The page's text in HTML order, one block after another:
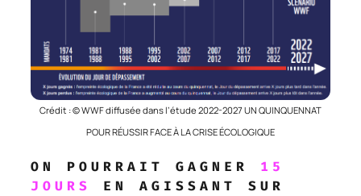
Crédit : © WWF diffusée dans l’étude 2022-2027 UN QUINQUENNAT
POUR RÉUSSIR FACE À LA CRISE ÉCOLOGIQUE
ON POURRAIT GAGNER 15
JOURS
EN AGISSANT SUR